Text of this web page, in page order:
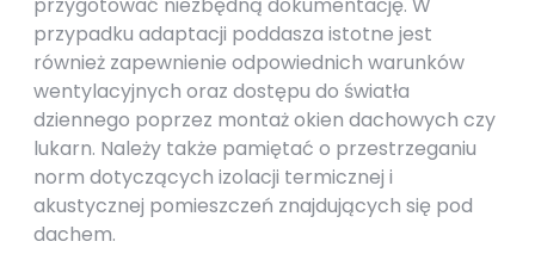
przypadku adaptacji poddasza istotne jest
również zapewnienie odpowiednich warunków
wentylacyjnych oraz dostępu do światła
dziennego poprzez montaż okien dachowych czy
lukarn. Należy także pamiętać o przestrzeganiu
norm dotyczących izolacji termicznej i
akustycznej pomieszczeń znajdujących się pod
dachem.